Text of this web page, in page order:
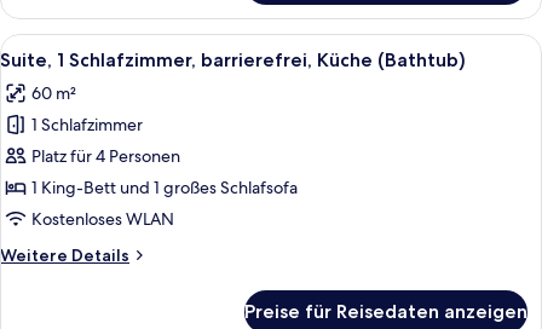
1
Schlafzimmer,
barrierefrei,
(With
Shower)
Alle
Fotos
für
Suite,
1
Schlafzimmer,
barrierefrei,
(Bathtub)
Ein Hotelzimmer mit Bett, einer
7
Suite, 1 Schlafzimmer, barrierefrei, Küche (Bathtub)
60 m²
1 Schlafzimmer
Platz für 4 Personen
1 King-Bett und 1 großes Schlafsofa
Kostenloses WLAN
Weitere Details
Weitere
Preise für Reisedaten anzeigen